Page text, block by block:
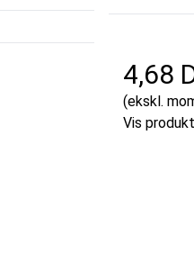
4,68
(ekskl.
Vis produkt